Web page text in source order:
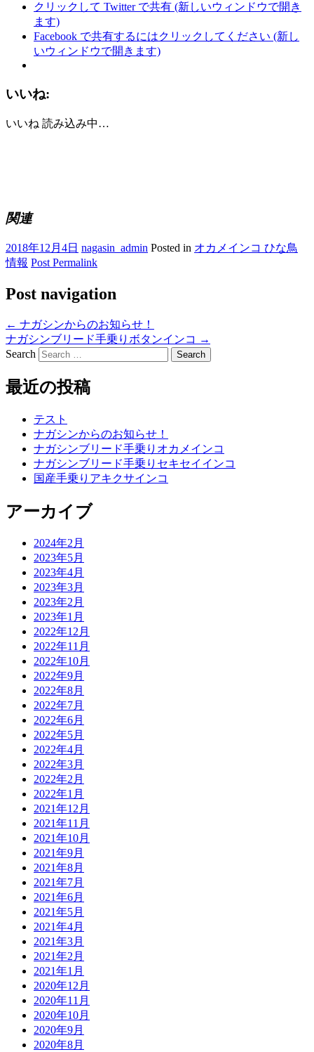
クリックして Twitter で共有 (新しいウィンドウで開き
ます)
Facebook で共有するにはクリックしてください (新し
いウィンドウで開きます)
いいね:
いいね 読み込み中…
関連
2018年12月4日 nagasin_admin Posted in オカメインコ ひな鳥
情報 Post Permalink
Post navigation
← ナガシンからのお知らせ！
ナガシンブリード手乗りボタンインコ →
Search
最近の投稿
テスト
ナガシンからのお知らせ！
ナガシンブリード手乗りオカメインコ
ナガシンブリード手乗りセキセイインコ
国産手乗りアキクサインコ
アーカイブ
2024年2月
2023年5月
2023年4月
2023年3月
2023年2月
2023年1月
2022年12月
2022年11月
2022年10月
2022年9月
2022年8月
2022年7月
2022年6月
2022年5月
2022年4月
2022年3月
2022年2月
2022年1月
2021年12月
2021年11月
2021年10月
2021年9月
2021年8月
2021年7月
2021年6月
2021年5月
2021年4月
2021年3月
2021年2月
2021年1月
2020年12月
2020年11月
2020年10月
2020年9月
2020年8月